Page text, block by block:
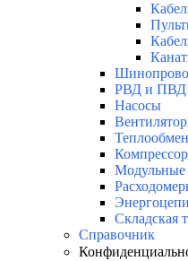
РВД и ПВД
Насосы
Модульные
Энергоцепи
Складская
Справочник